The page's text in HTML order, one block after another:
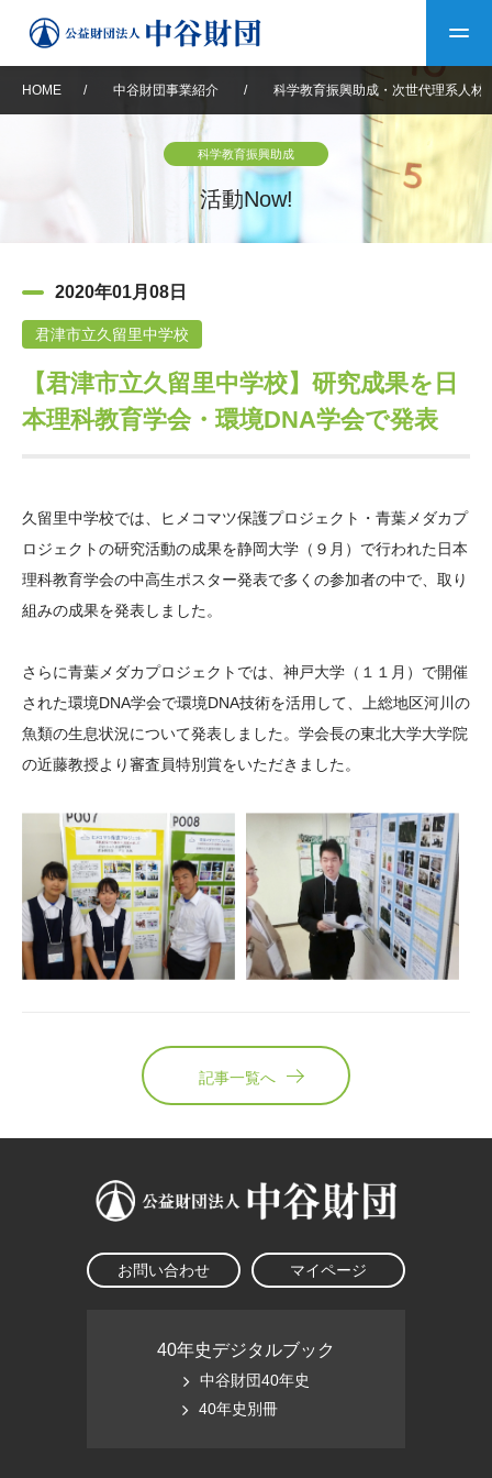
中谷財団について
設立趣意書
沿革 40年史デジタルブック
中谷財団40年史
役員・評議員 公開情報
年報一覧 中谷財団レポート
中谷財団事業紹介
神戸賞 長期大型研究助成
大学院生奨学金
国際学生交流プログラ
ム
科学教育振興助成・
ログラム助成
中谷財団動画紹介
その他情報
アクセス よくあるご質問
サイトマップ
日本語 English マイページ
HOME / 中谷財団事業紹介 / 科学教育振興助成・次世代理系人材
科学教育振興助成
活動Now!
2020年01月08日
君津市立久留里中学校
【君津市立久留里中学校】研究成果を日
本理科教育学会・環境DNA学会で発表
久留里中学校では、ヒメコマツ保護プロジェクト・青葉メダカプ
ロジェクトの研究活動の成果を静岡大学（９月）で行われた日本
理科教育学会の中高生ポスター発表で多くの参加者の中で、取り
組みの成果を発表しました。
さらに青葉メダカプロジェクトでは、神戸大学（１１月）で開催
された環境DNA学会で環境DNA技術を活用して、上総地区河川の
魚類の生息状況について発表しました。学会長の東北大学大学院
の近藤教授より審査員特別賞をいただきました。
記事一覧へ
お問い合わせ マイページ
40年史デジタルブック
中谷財団40年史
40年史別冊